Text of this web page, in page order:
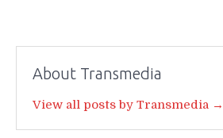
About Transmedia
View all posts by Transmedia →